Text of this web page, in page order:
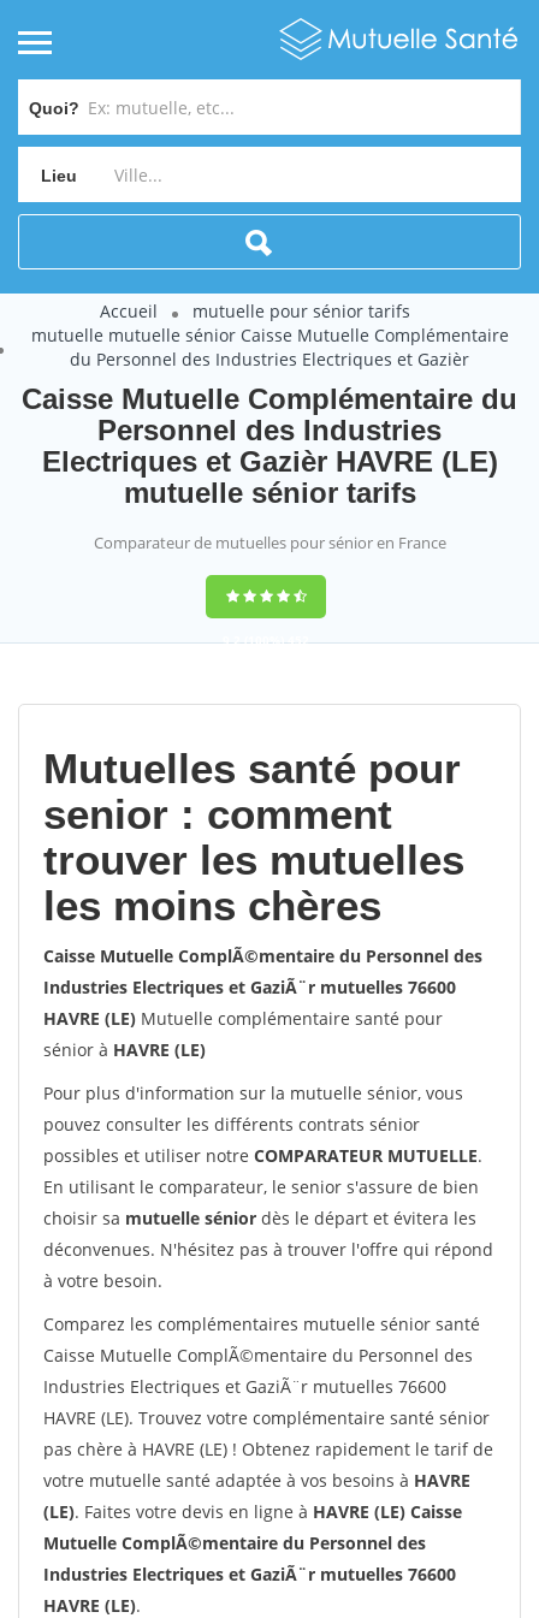
Quoi?
Lieu
Accueil
mutuelle pour sénior tarifs
mutuelle mutuelle sénior Caisse Mutuelle Complémentaire
du Personnel des Industries Electriques et Gazièr
Caisse Mutuelle Complémentaire du
Personnel des Industries
Electriques et Gazièr HAVRE (LE)
mutuelle sénior tarifs
Comparateur de mutuelles pour sénior en France
9,2(100%)452
Mutuelles santé pour
senior : comment
trouver les mutuelles
les moins chères
Caisse Mutuelle ComplÃ©mentaire du Personnel des
Industries Electriques et GaziÃ¨r mutuelles 76600
HAVRE (LE) Mutuelle complémentaire santé pour
sénior à HAVRE (LE)
Pour plus d'information sur la mutuelle sénior, vous
pouvez consulter les différents contrats sénior
possibles et utiliser notre COMPARATEUR MUTUELLE.
En utilisant le comparateur, le senior s'assure de bien
choisir sa mutuelle sénior dès le départ et évitera les
déconvenues. N'hésitez pas à trouver l'offre qui répond
à votre besoin.
Comparez les complémentaires mutuelle sénior santé
Caisse Mutuelle ComplÃ©mentaire du Personnel des
Industries Electriques et GaziÃ¨r mutuelles 76600
HAVRE (LE). Trouvez votre complémentaire santé sénior
pas chère à HAVRE (LE) ! Obtenez rapidement le tarif de
votre mutuelle santé adaptée à vos besoins à HAVRE
(LE). Faites votre devis en ligne à HAVRE (LE) Caisse
Mutuelle ComplÃ©mentaire du Personnel des
Industries Electriques et GaziÃ¨r mutuelles 76600
HAVRE (LE).